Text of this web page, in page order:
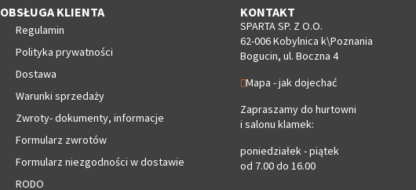
OBSŁUGA KLIENTA
Regulamin
Polityka prywatności
Dostawa
Warunki sprzedaży
Zwroty- dokumenty, informacje
Formularz zwrotów
Formularz niezgodności w dostawie
RODO
KONTAKT
SPARTA SP. Z O.O.
62-006 Kobylnica k\Poznania
Bogucin, ul. Boczna 4
Mapa - jak dojechać
Zapraszamy do hurtowni
i salonu klamek:
poniedziałek - piątek
od 7.00 do 16.00